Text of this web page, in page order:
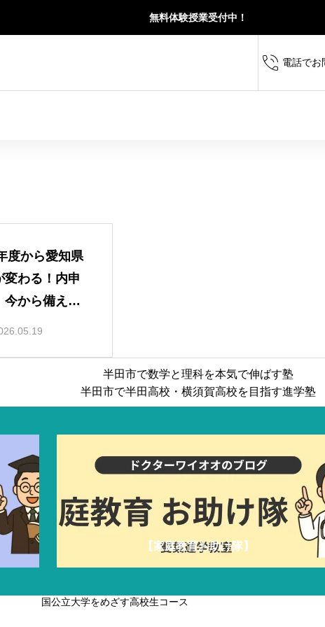
無料体験授業受付中！
電話でお
検査で求められる思考力・読解力・記述力を育て、受
必要な力をバランスよく伸ばします。
中高一貫校を受検する小５・小６コース
度から愛知県
変わる！内申
今から備える
は？
半田市で数学と理科を本気で伸ばす塾
半田市で半田高校・横須賀高校を目指す進学塾
【家庭教育お助け隊】
国公立大学をめざす高校生コース